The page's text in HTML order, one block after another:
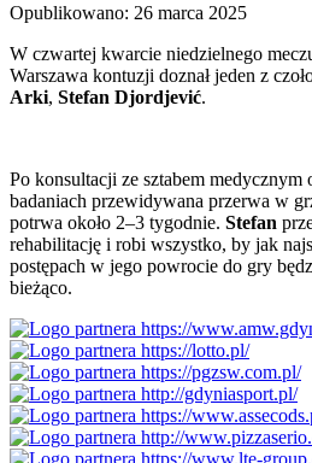
Opublikowano: 26 marca 2025
W czwartej kwarcie niedzielnego
Warszawa kontuzji doznał jeden z
Arki, Stefan Djordjević.
Po konsultacji ze sztabem medycznym
badaniach przewidywana przerwa w
potrwa około 2–3 tygodnie. Stefan
rehabilitację i robi wszystko, by jak
postępach w jego powrocie do gry
bieżąco.